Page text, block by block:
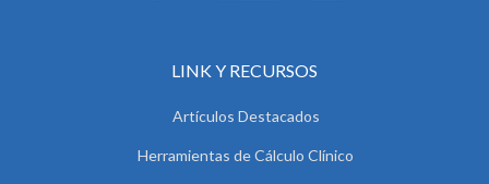
LINK Y RECURSOS
Artículos Destacados
Herramientas de Cálculo Clínico